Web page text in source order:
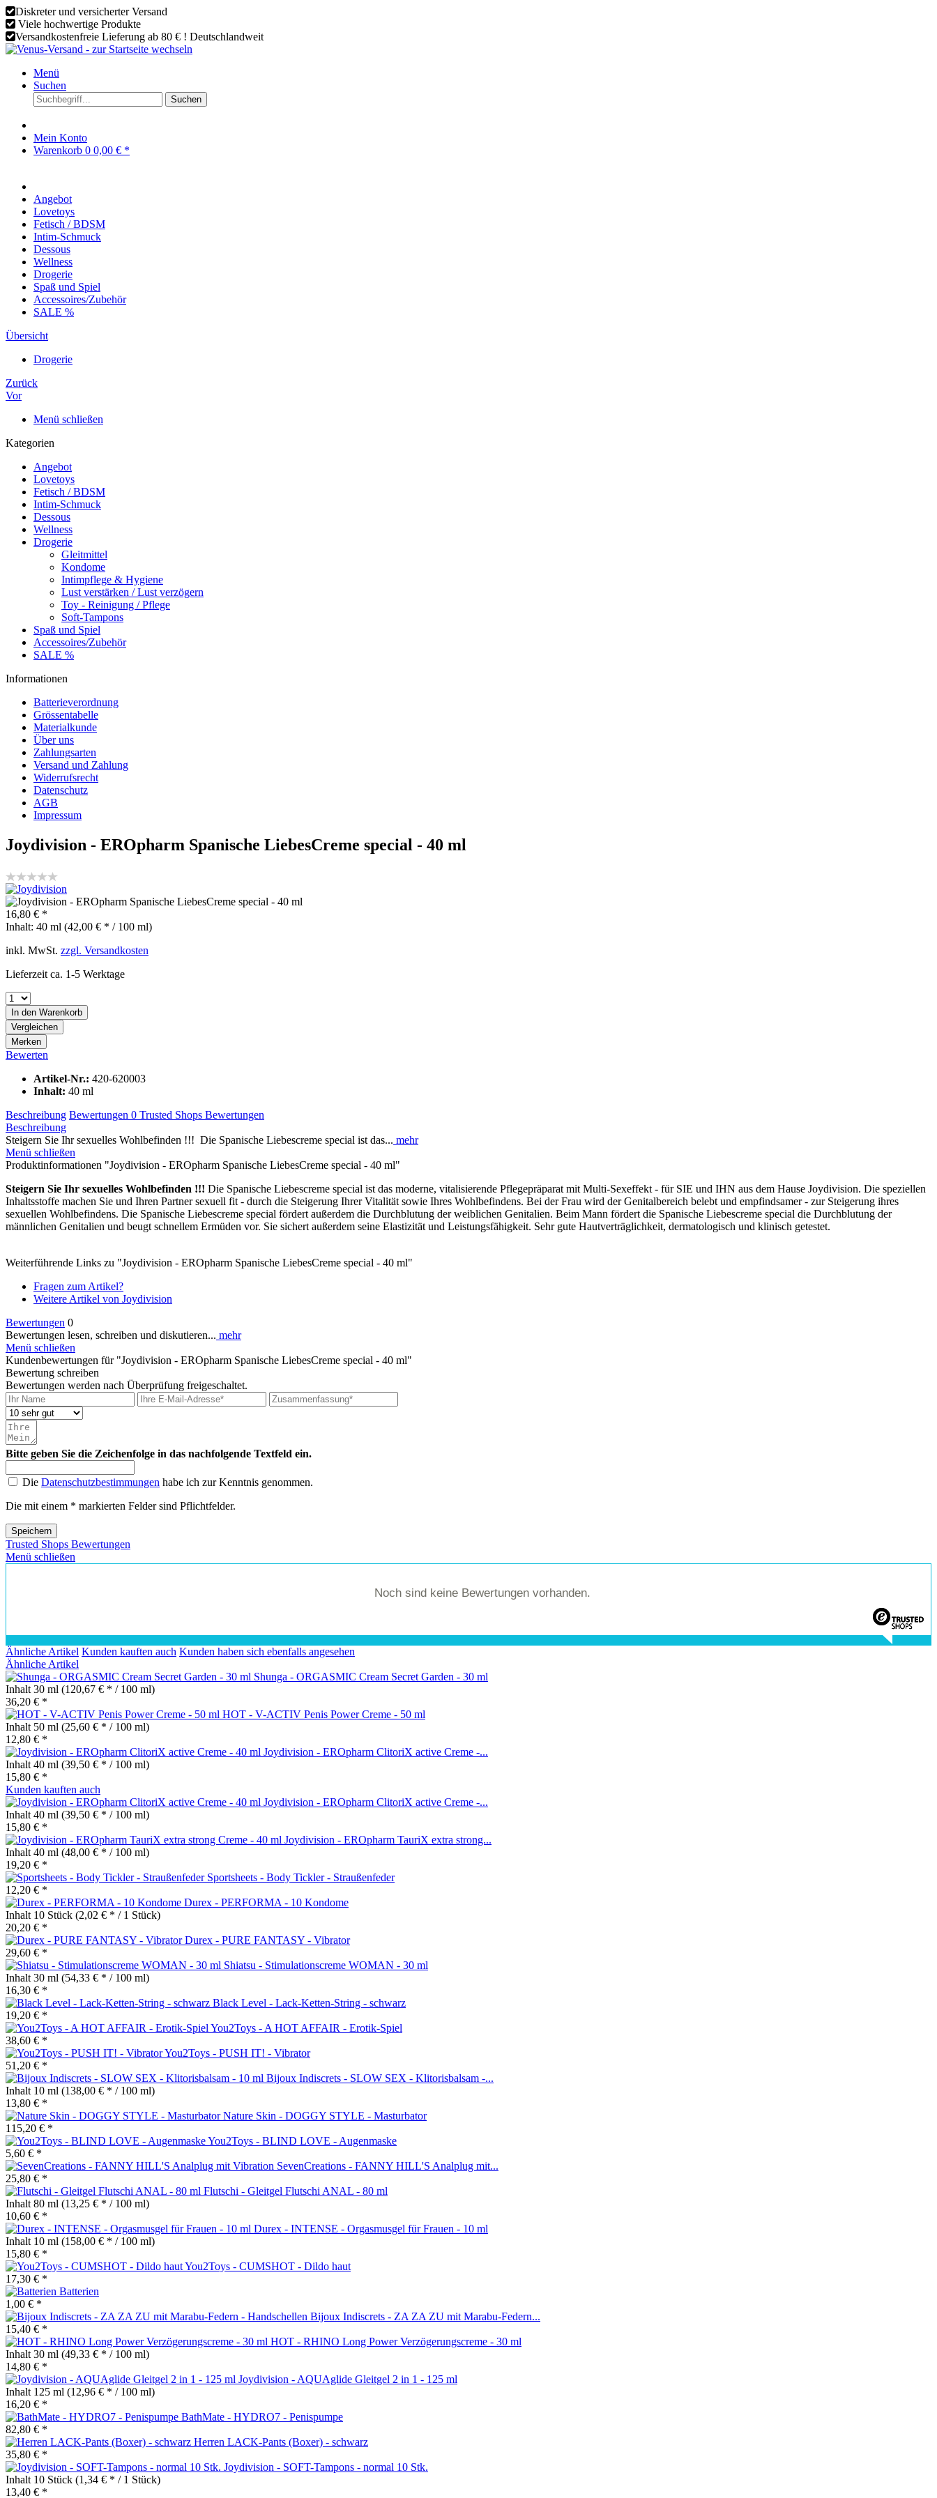
Diskreter und versicherter Versand
Viele hochwertige Produkte
Versandkostenfreie Lieferung ab 80 € ! Deutschlandweit
Menü
Suchen
Suchen
Mein Konto
Warenkorb 0 0,00 € *
Angebot
Lovetoys
Fetisch / BDSM
Intim-Schmuck
Dessous
Wellness
Drogerie
Spaß und Spiel
Accessoires/Zubehör
SALE %
Übersicht
Drogerie
Zurück
Vor
Menü schließen
Kategorien
Angebot
Lovetoys
Fetisch / BDSM
Intim-Schmuck
Dessous
Wellness
Drogerie
Gleitmittel
Kondome
Intimpflege & Hygiene
Lust verstärken / Lust verzögern
Toy - Reinigung / Pflege
Soft-Tampons
Spaß und Spiel
Accessoires/Zubehör
SALE %
Informationen
Batterieverordnung
Grössentabelle
Materialkunde
Über uns
Zahlungsarten
Versand und Zahlung
Widerrufsrecht
Datenschutz
AGB
Impressum
Joydivision - EROpharm Spanische LiebesCreme special - 40 ml
16,80 € *
Inhalt: 40 ml (42,00 € * / 100 ml)
inkl. MwSt. zzgl. Versandkosten
Lieferzeit ca. 1-5 Werktage
In den Warenkorb
Vergleichen
Merken
Bewerten
Artikel-Nr.: 420-620003
Inhalt: 40 ml
Beschreibung Bewertungen 0 Trusted Shops Bewertungen
Beschreibung
Steigern Sie Ihr sexuelles Wohlbefinden !!! Die Spanische Liebescreme special ist das... mehr
Menü schließen
Produktinformationen "Joydivision - EROpharm Spanische LiebesCreme special - 40 ml"
Steigern Sie Ihr sexuelles Wohlbefinden !!! Die Spanische Liebescreme special ist das moderne, vitalisierende Pflegepräparat mit Multi-Sexeffekt - für SIE und IHN aus dem Hause Joydivision. Die speziellen
Inhaltsstoffe machen Sie und Ihren Partner sexuell fit - durch die Steigerung Ihrer Vitalität sowie Ihres Wohlbefindens. Bei der Frau wird der Genitalbereich belebt und empfindsamer - zur Steigerung ihres
sexuellen Wohlbefindens. Die Spanische Liebescreme special fördert außerdem die Durchblutung der weiblichen Genitalien. Beim Mann fördert die Spanische Liebescreme special die Durchblutung der
männlichen Genitalien und beugt schnellem Ermüden vor. Sie sichert außerdem seine Elastizität und Leistungsfähigkeit. Sehr gute Hautverträglichkeit, dermatologisch und klinisch getestet.
Weiterführende Links zu "Joydivision - EROpharm Spanische LiebesCreme special - 40 ml"
Fragen zum Artikel?
Weitere Artikel von Joydivision
Bewertungen 0
Bewertungen lesen, schreiben und diskutieren... mehr
Menü schließen
Kundenbewertungen für "Joydivision - EROpharm Spanische LiebesCreme special - 40 ml"
Bewertung schreiben
Bewertungen werden nach Überprüfung freigeschaltet.
Bitte geben Sie die Zeichenfolge in das nachfolgende Textfeld ein.
Die Datenschutzbestimmungen habe ich zur Kenntnis genommen.
Die mit einem * markierten Felder sind Pflichtfelder.
Speichern
Trusted Shops Bewertungen
Menü schließen
Noch sind keine Bewertungen vorhanden.
Ähnliche Artikel Kunden kauften auch Kunden haben sich ebenfalls angesehen
Ähnliche Artikel
Shunga - ORGASMIC Cream Secret Garden - 30 ml
Inhalt 30 ml (120,67 € * / 100 ml)
36,20 € *
HOT - V-ACTIV Penis Power Creme - 50 ml
Inhalt 50 ml (25,60 € * / 100 ml)
12,80 € *
Joydivision - EROpharm ClitoriX active Creme -...
Inhalt 40 ml (39,50 € * / 100 ml)
15,80 € *
Kunden kauften auch
Joydivision - EROpharm ClitoriX active Creme -...
Inhalt 40 ml (39,50 € * / 100 ml)
15,80 € *
Joydivision - EROpharm TauriX extra strong...
Inhalt 40 ml (48,00 € * / 100 ml)
19,20 € *
Sportsheets - Body Tickler - Straußenfeder
12,20 € *
Durex - PERFORMA - 10 Kondome
Inhalt 10 Stück (2,02 € * / 1 Stück)
20,20 € *
Durex - PURE FANTASY - Vibrator
29,60 € *
Shiatsu - Stimulationscreme WOMAN - 30 ml
Inhalt 30 ml (54,33 € * / 100 ml)
16,30 € *
Black Level - Lack-Ketten-String - schwarz
19,20 € *
You2Toys - A HOT AFFAIR - Erotik-Spiel
38,60 € *
You2Toys - PUSH IT! - Vibrator
51,20 € *
Bijoux Indiscrets - SLOW SEX - Klitorisbalsam -...
Inhalt 10 ml (138,00 € * / 100 ml)
13,80 € *
Nature Skin - DOGGY STYLE - Masturbator
115,20 € *
You2Toys - BLIND LOVE - Augenmaske
5,60 € *
SevenCreations - FANNY HILL'S Analplug mit...
25,80 € *
Flutschi - Gleitgel Flutschi ANAL - 80 ml
Inhalt 80 ml (13,25 € * / 100 ml)
10,60 € *
Durex - INTENSE - Orgasmusgel für Frauen - 10 ml
Inhalt 10 ml (158,00 € * / 100 ml)
15,80 € *
You2Toys - CUMSHOT - Dildo haut
17,30 € *
Batterien
1,00 € *
Bijoux Indiscrets - ZA ZA ZU mit Marabu-Federn...
15,40 € *
HOT - RHINO Long Power Verzögerungscreme - 30 ml
Inhalt 30 ml (49,33 € * / 100 ml)
14,80 € *
Joydivision - AQUAglide Gleitgel 2 in 1 - 125 ml
Inhalt 125 ml (12,96 € * / 100 ml)
16,20 € *
BathMate - HYDRO7 - Penispumpe
82,80 € *
Herren LACK-Pants (Boxer) - schwarz
35,80 € *
Joydivision - SOFT-Tampons - normal 10 Stk.
Inhalt 10 Stück (1,34 € * / 1 Stück)
13,40 € *